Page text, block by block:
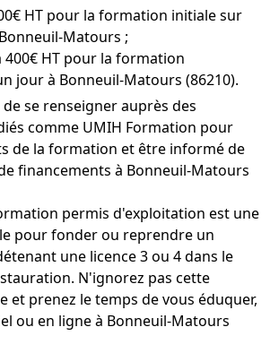
HT pour la formation initiale sur
Matours ;
400€ HT pour la formation
jour à Bonneuil-Matours (86210).
se renseigner auprès des
comme UMIH Formation pour
de la formation et être informé de
financements à Bonneuil-Matours
permis d'exploitation est une
pour fonder ou reprendre un
une licence 3 ou 4 dans le
N'ignorez pas cette
et prenez le temps de vous éduquer,
ou en ligne à Bonneuil-Matours